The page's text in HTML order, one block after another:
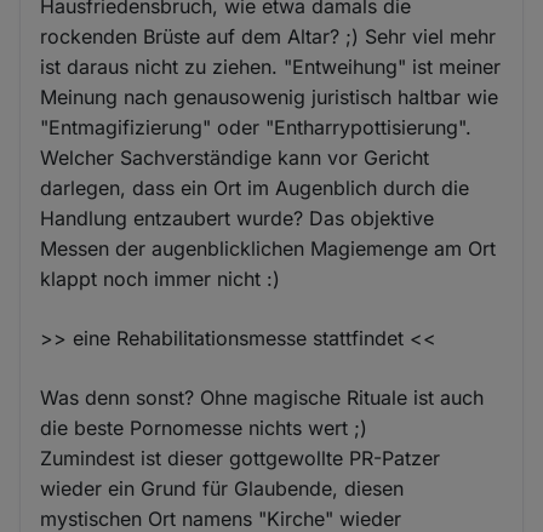
Hausfriedensbruch, wie etwa damals die
rockenden Brüste auf dem Altar? ;) Sehr viel mehr
ist daraus nicht zu ziehen. "Entweihung" ist meiner
Meinung nach genausowenig juristisch haltbar wie
"Entmagifizierung" oder "Entharrypottisierung".
Welcher Sachverständige kann vor Gericht
darlegen, dass ein Ort im Augenblich durch die
Handlung entzaubert wurde? Das objektive
Messen der augenblicklichen Magiemenge am Ort
klappt noch immer nicht :)
>> eine Rehabilitationsmesse stattfindet <<
Was denn sonst? Ohne magische Rituale ist auch
die beste Pornomesse nichts wert ;)
Zumindest ist dieser gottgewollte PR-Patzer
wieder ein Grund für Glaubende, diesen
mystischen Ort namens "Kirche" wieder